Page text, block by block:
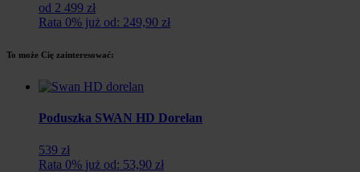
od 2 499 zł
Rata 0% już od: 249,90 zł
To może Cię zainteresować:
Poduszka SWAN HD Dorelan
539 zł
Rata 0% już od: 53,90 zł